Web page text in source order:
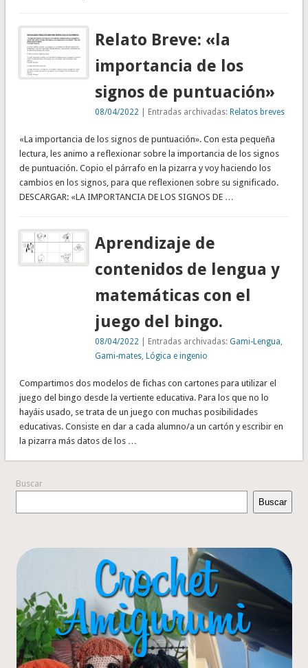
Relato Breve: «la
importancia de los
signos de puntuación»
08/04/2022 | Entradas archivadas:Relatos breves
«La importancia de los signos de puntuación». Con esta pequeña
lectura, les animo a reflexionar sobre la importancia de los signos
de puntuación. Copio el párrafo en la pizarra y voy haciendo los
cambios en los signos, para que reflexionen sobre su significado.
DESCARGAR: «LA IMPORTANCIA DE LOS SIGNOS DE …
Aprendizaje de
contenidos de lengua y
matemáticas con el
juego del bingo.
08/04/2022 | Entradas archivadas:Gami-Lengua
Gami-mates ,Lógica e ingenio
Compartimos dos modelos de fichas con cartones para utilizar el
juego del bingo desde la vertiente educativa. Para los que no lo
hayáis usado, se trata de un juego con muchas posibilidades
educativas. Consiste en dar a cada alumno/a un cartón y escribir en
la pizarra más datos de los …
Buscar
Buscar